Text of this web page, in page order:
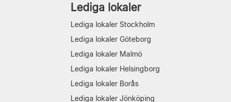
Lediga lokaler
Lediga lokaler Stockholm
Lediga lokaler Göteborg
Lediga lokaler Malmö
Lediga lokaler Helsingborg
Lediga lokaler Borås
Lediga lokaler Jönköping